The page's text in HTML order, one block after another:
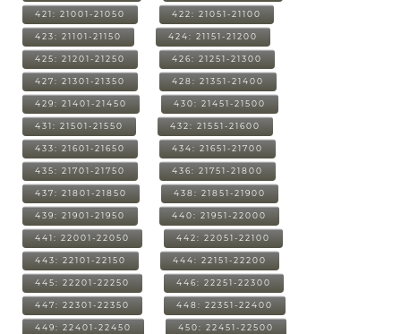
421: 21001-21050 422: 21051-21100
423: 21101-21150 424: 21151-21200
425: 21201-21250 426: 21251-21300
427: 21301-21350 428: 21351-21400
429: 21401-21450 430: 21451-21500
431: 21501-21550 432: 21551-21600
433: 21601-21650 434: 21651-21700
435: 21701-21750 436: 21751-21800
437: 21801-21850 438: 21851-21900
439: 21901-21950 440: 21951-22000
441: 22001-22050 442: 22051-22100
443: 22101-22150 444: 22151-22200
445: 22201-22250 446: 22251-22300
447: 22301-22350 448: 22351-22400
449: 22401-22450 450: 22451-22500